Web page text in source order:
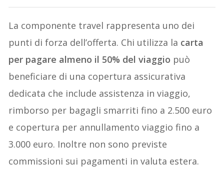
La componente travel rappresenta uno dei
punti di forza dell’offerta. Chi utilizza la carta
per pagare almeno il 50% del viaggio può
beneficiare di una copertura assicurativa
dedicata che include assistenza in viaggio,
rimborso per bagagli smarriti fino a 2.500 euro
e copertura per annullamento viaggio fino a
3.000 euro. Inoltre non sono previste
commissioni sui pagamenti in valuta estera.